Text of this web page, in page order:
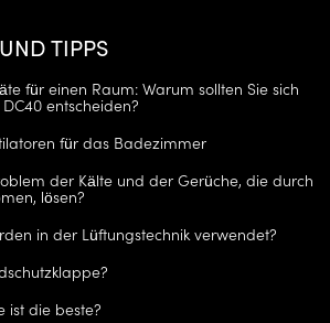
TIPPS
für einen Raum: Warum sollten Sie sich
entscheiden?
für das Badezimmer
der Kälte und der Gerüche, die durch
lösen?
in der Lüftungstechnik verwendet?
ist die beste?